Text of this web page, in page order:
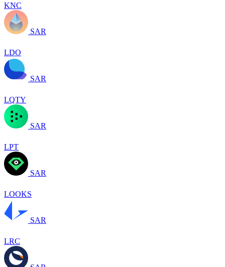
KNC
SAR
LDO
SAR
LQTY
SAR
LPT
SAR
LOOKS
SAR
LRC